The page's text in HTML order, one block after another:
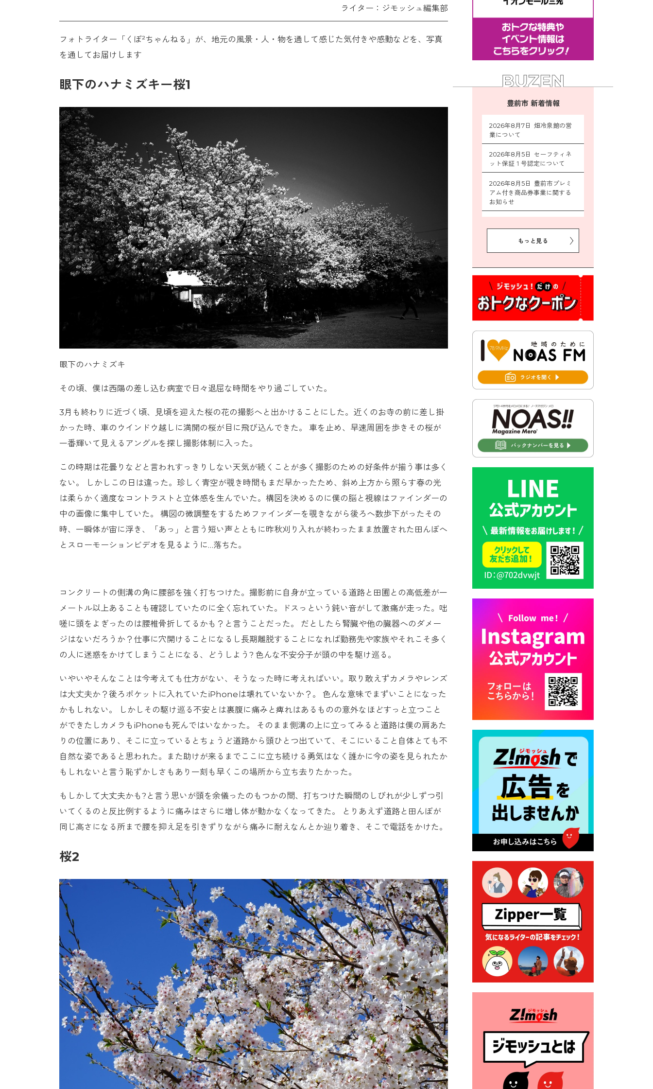
ライター：ジモッシュ編集部
フォトライター「くぼ²ちゃんねる」が、地元の風景・人・物を通して感じた気付きや感動などを、写真
を通してお届けします
眼下のハナミズキー桜1
眼下のハナミズキ
その頃、僕は西陽の差し込む病室で日々退屈な時間をやり過ごしていた。
3月も終わりに近づく頃、見頃を迎えた桜の花の撮影へと出かけることにした。近くのお寺の前に差し掛
かった時、車のウインドウ越しに満開の桜が目に飛び込んできた。 車を止め、早速周囲を歩きその桜が
一番輝いて見えるアングルを探し撮影体制に入った。
この時期は花曇りなどと言われすっきりしない天気が続くことが多く撮影のための好条件が揃う事は多く
ない。 しかしこの日は違った。珍しく青空が覗き時間もまだ早かったため、斜め上方から照らす春の光
は柔らかく適度なコントラストと立体感を生んでいた。構図を決めるのに僕の脳と視線はファインダーの
中の画像に集中していた。 構図の微調整をするためファインダーを覗きながら後ろへ数歩下がったその
時、一瞬体が宙に浮き、「あっ」と言う短い声とともに昨秋刈り入れが終わったまま放置された田んぼへ
とスローモーションビデオを見るように…落ちた。
コンクリートの側溝の角に腰部を強く打ちつけた。撮影前に自身が立っている道路と田圃との高低差が一
メートル以上あることも確認していたのに全く忘れていた。ドスっという鈍い音がして激痛が走った。咄
嗟に頭をよぎったのは腰椎骨折してるかも？と言うことだった。 だとしたら腎臓や他の臓器へのダメー
ジはないだろうか？仕事に穴開けることになるし長期離脱することになれば勤務先や家族やそれこそ多く
の人に迷惑をかけてしまうことになる、どうしよう? 色んな不安分子が頭の中を駆け巡る。
いやいやそんなことは今考えても仕方がない、そうなった時に考えればいい。取り敢えずカメラやレンズ
は大丈夫か？後ろポケットに入れていたiPhoneは壊れていないか？。 色んな意味でまずいことになった
かもしれない。 しかしその駆け巡る不安とは裏腹に痛みと痺れはあるものの意外なほどすっと立つこと
ができたしカメラもiPhoneも死んではいなかった。 そのまま側溝の上に立ってみると道路は僕の肩あた
りの位置にあり、そこに立っているとちょうど道路から頭ひとつ出ていて、そこにいること自体とても不
自然な姿であると思われた。また助けが来るまでここに立ち続ける勇気はなく誰かに今の姿を見られたか
もしれないと言う恥ずかしさもあり一刻も早くこの場所から立ち去りたかった。
もしかして大丈夫かも?と言う思いが頭を余儀ったのもつかの間、打ちつけた瞬間のしびれが少しずつ引
いてくるのと反比例するように痛みはさらに増し体が動かなくなってきた。 とりあえず道路と田んぼが
同じ高さになる所まで腰を抑え足を引きずりながら痛みに耐えなんとか辿り着き、そこで電話をかけた。
桜2
豊前市 新着情報
2026年8月7日 畑冷泉館の営
業について
2026年8月5日 セーフティネ
ット保証１号認定について
2026年8月5日 豊前市プレミ
アム付き商品券事業に関する
お知らせ
ン作戦参加者募集
対抗「福岡駅伝」出場選手募
集！
2026年7月31日 第６次豊前市
総合計画後期基本計画策定業
書が変わります！
2026年7月30日 豊前市立豊前
中学校の進捗状況について
2026年7月30日 豊前市立学校
2026年7月30日 豊前市立学校
紹介≪再編計画の見直しにつ
いて≫
2026年7月29日 豊前市指定ご
み袋販売のお知らせ
2026年7月28日 豊前カラス天
狗みなと祭り（花火大会）開
催決定！
2026年7月28日 令和8年度
京築地区水道企業団職員採用
試験（募集）
2026年7月27日 マイナンバー
カード交付に伴う休日および
平日夜間開庁の案内
2026年7月22日 令和８年度
「こども文化パスポート事
2026年7月21日 卜仙の郷 お
盆期間の営業時間のお知らせ
2026年7月17日 バス経路検索
のご利用案内
2026年7月10日 台湾伝統音楽
団体 「北埔八音団・楽善軒」
公演開催のお知らせ
ンディング型ふるさと納税の
実施について
2026年7月9日 農地法等に係
る各種申請に係る登記事項証
明書の添付省略について
2026年7月9日 廃食用油の回
収
2026年7月7日 「おゆずりコ
ーナー」について
2026年7月1日 豊前市民プール
一般開放
（令和８年４月１日施行）
格改定
2026年6月23日 公告一覧（市
内業者対象）を更新しまし
もっと見る